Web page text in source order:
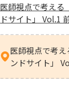
医師視点で考える
ドサイト」 Vol.1
医師視点で考
ンドサイト」